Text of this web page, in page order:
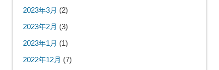
2023年3月 (2)
2023年2月 (3)
2023年1月 (1)
2022年12月 (7)